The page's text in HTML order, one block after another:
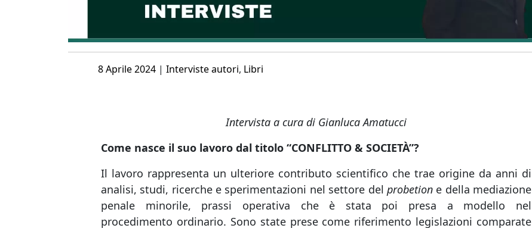
Posted
8 Aprile 2024 | Interviste autori, Libri
Intervista a cura di Gianluca Amatucci
Come nasce il suo lavoro dal titolo “CONFLITTO & SOCIETÀ”?
Il lavoro rappresenta un ulteriore contributo scientifico che trae origine da anni di
analisi, studi, ricerche e sperimentazioni nel settore del probetione della mediazione
penale minorile, prassi operativa che è stata poi presa a modello nel
procedimento ordinario. Sono state prese come riferimento legislazioni comparate